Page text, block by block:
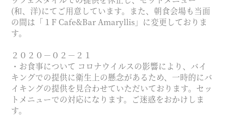
(和、洋)にてご用意しています。また、朝食会場も当面
の間は「１F Cafe&Bar Amaryllis」に変更しておりま
す。
２０２０－０２－２１
・お食事について コロナウイルスの影響により、バイ
キングでの提供に衛生上の懸念があるため、一時的にバ
イキングの提供を見合わせていただいております。セッ
トメニューでの対応になります。ご迷惑をおかけしま
す。